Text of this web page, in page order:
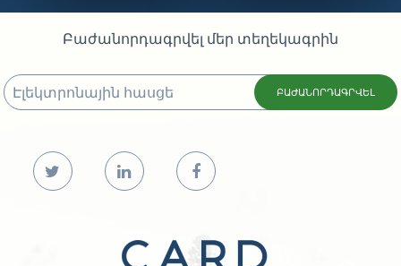
Բաժանորդագրվել մեր տեղեկագրին
ԲԱԺԱՆՈՐԴԱԳՐՎԵԼ